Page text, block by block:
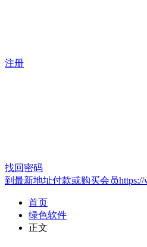
注册
找回密码
到最新地址付款或购买会员https://
首页
绿色软件
正文